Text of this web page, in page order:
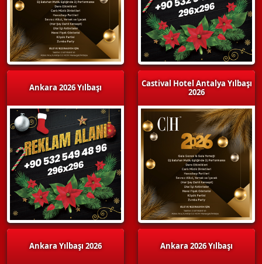
Ankara 2026 Yılbaşı
Ankara Yılbaşı 2026
Castival Hotel Antalya Yılbaşı
2026
Ankara 2026 Yılbaşı